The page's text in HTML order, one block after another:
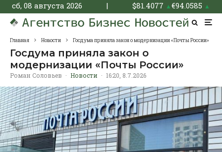
сб, 08 августа 2026 | $81.4077 ▲€94.0585 ▲
Главная Новости Госдума приняла закон о модернизации «Почты России»
Госдума приняла закон о
модернизации «Почты России»
Роман Соловьев · Новости · 16:20, 8.7.2026